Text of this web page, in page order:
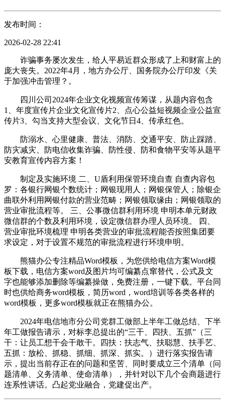
发布时间：
2026-02-28 22:41
诈骗事务屡次发生，给人平易近群众形成了上和财富上的
庞大丧失。2022年4月，地方办公厅、国务院办公厅印发《关
于加强冲击管理？。
四川公司2024年企业文化视频宣传筹谋，从题内容包含
1、年度宣传片企业文化宣传片2、点心公益短视频企业公益宣
传片3、勾当支持大型会议、文化节日4、传承红色。
防溺水、心里健康、普法、消防、交通平安、防止踩踏、
防灾减灾、防电信收集诈骗、防性侵、防和食物平安等从题平
安教育宣传内容方案！
制定及实施环境 二、U盾利用保管环境自查 自查内容包
罗：各银行网银个数统计；网银现用人；网银保管人；除银企
曲联外利用网银付款的营业范畴；网银领取缘由；网银领取的
营业审批流程等。 三、公事微信群利用环境 申明本单元财政
微信群的个数及利用环境，设定微信群办理人员环境。 四、
营业审批环境梳理 申明各类营业的审批流程能否按照集团要
求设定，对于设置不规范的审批流程进行环境申明。
熊猫办公专注精品Word模板，为您供给电信方案Word模
板下载，电信方案word及图片均可编纂点窜替代，公式及文
字也能够添加删除等编纂操做，免费注册，一键下载。平台同
时也供给商务word模板，简历word，word培训等各类各样的
word模板，更多word模板就正在熊猫办公。
2024年电信地市分公司党群工做部上半年工做总结、下半
年工做报告请示，对标李总提出的“三干、四扶、五抓”（三
干：让员工想干会干敢干。四扶：扶志气、扶聪慧、扶手艺、
五抓：放松、抓稳、抓细、抓深、抓实。）进行落实报告请
示，提出当前存正在的问题和坚苦、同时要成立三个清单（问
题清单、义务清单、使命清单），并针对以下几个会商题进行
连系性讲话。凸起党业融合，党建促出产。